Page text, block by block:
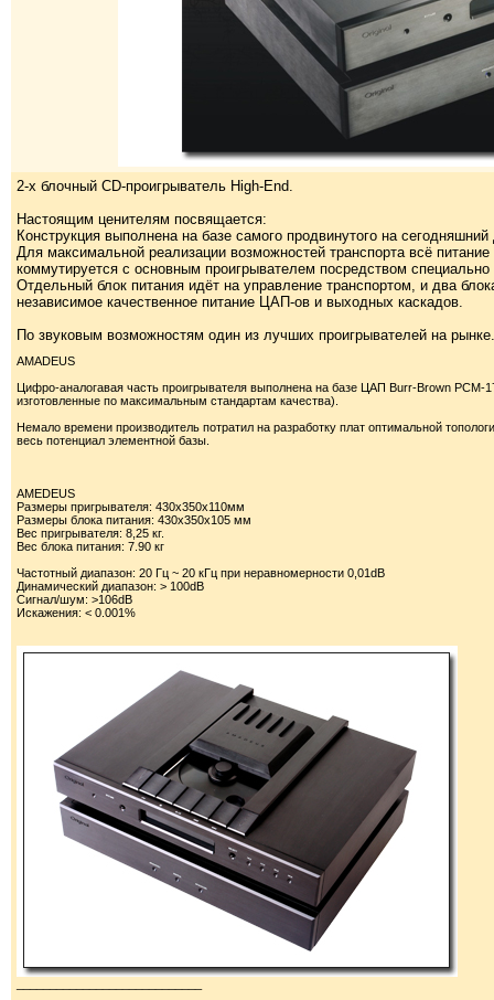
2-х блочный CD-проигрыватель High-End.
Настоящим ценителям посвящается:
Конструкция выполнена на базе самого продвинутого на
Для максимальной реализации возможностей транспорта всё
коммутируется с основным проигрывателем посредством специально
Отдельный блок питания идёт на управление транспортом, и два
независимое качественное питание ЦАП-ов и выходных каскадов.
По звуковым возможностям один из лучших проигрывателей на рынке.
AMADEUS
Цифро-аналогавая часть проигрывателя выполнена на базе ЦАП Burr-Brown
изготовленные по максимальным стандартам качества).
Немало времени производитель потратил на разработку плат оптимальной
весь потенциал элементной базы.
AMEDEUS
Размеры пригрывателя: 430х350х110мм
Размеры блока питания: 430х350х105 мм
Вес пригрывателя: 8,25 кг.
Вес блока питания: 7.90 кг
Частотный диапазон: 20 Гц ~ 20 кГц при неравномерности 0,01dB
Динамический диапазон: > 100dB
Сигнал/шум: >106dB
Искажения: < 0.001%